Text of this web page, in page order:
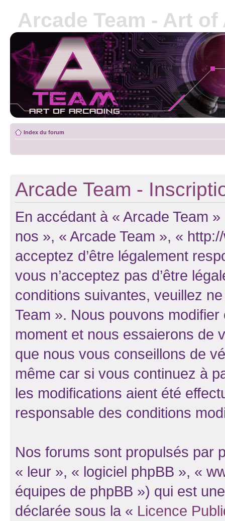
Arcade Team - Art
Index du forum
Arcade Team -
En accédant à « Arcade Team
nos », « Arcade Team », «
acceptez d’être légalement
vous n’acceptez pas d’être
conditions suivantes, veuillez
Team ». Nous pouvons
moment et nous essaierons de
que nous vous conseillons de
même car si vous continuez à
les modifications aient été
responsable des conditions
Nos forums sont propulsés par
« leur », « logiciel phpBB », «
équipes de phpBB ») qui est
déclarée sous la « Licence